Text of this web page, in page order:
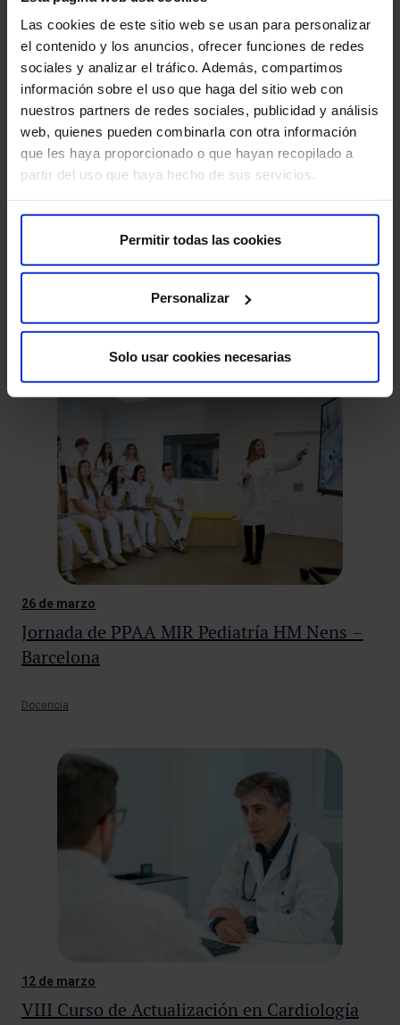
Las cookies de este sitio web se usan para personalizar
el contenido y los anuncios, ofrecer funciones de redes
sociales y analizar el tráfico. Además, compartimos
información sobre el uso que haga del sitio web con
nuestros partners de redes sociales, publicidad y análisis
web, quienes pueden combinarla con otra información
que les haya proporcionado o que hayan recopilado a
partir del uso que haya hecho de sus servicios.
Permitir todas las cookies
Personalizar
Solo usar cookies necesarias
V Jornada Nacional de Enfermería HM
26 de marzo
Jornada de PPAA MIR Pediatría HM Nens –
Barcelona
Docencia
12 de marzo
VIII Curso de Actualización en Cardiología